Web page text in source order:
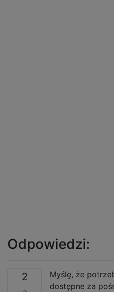
Odpowiedzi:
2
Myślę, że
dostępne za